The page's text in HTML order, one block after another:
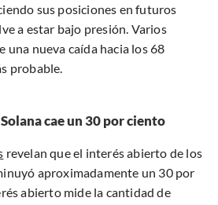
sus posiciones en futuros
a estar bajo presión. Varios
una nueva caída hacia los 68
probable.
cae un 30 por ciento
revelan que el interés abierto de los
aproximadamente un 30 por
abierto mide la cantidad de